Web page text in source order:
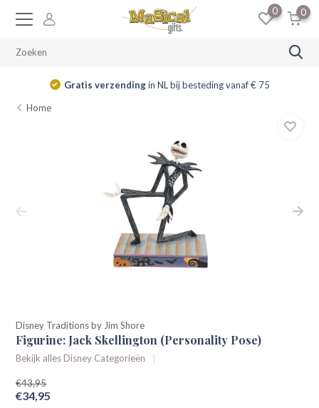
0 0
Gratis verzendingin NL bij besteding vanaf € 75
Home
Disney Traditions by Jim Shore
Figurine: Jack Skellington (Personality Pose)
Bekijk alles Disney Categorieën
€43,95
€34,95